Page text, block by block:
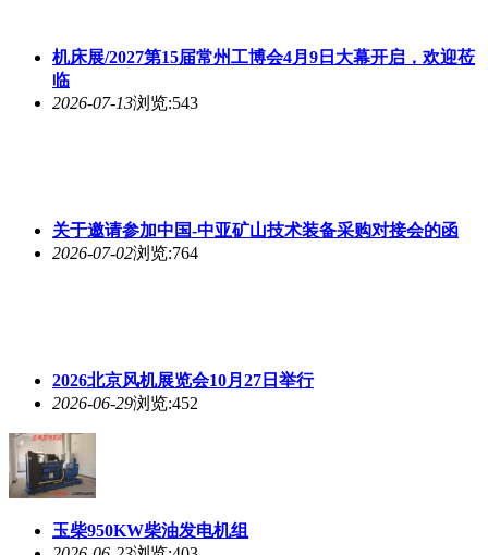
机床展/2027第15届常州工博会4月9日大幕开启，欢迎莅
临
2026-07-13浏览:543
关于邀请参加中国-中亚矿山技术装备采购对接会的函
2026-07-02浏览:764
2026北京风机展览会10月27日举行
2026-06-29浏览:452
玉柴950KW柴油发电机组